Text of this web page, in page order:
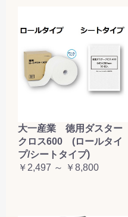
大一産業 徳用ダスター
クロス600 (ロールタイ
プ/シートタイプ)
￥2,497 ～ ￥8,800